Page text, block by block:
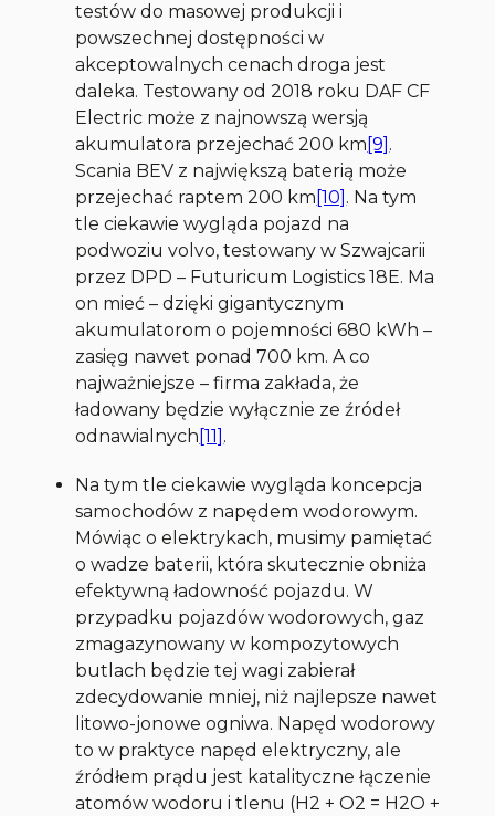
testów do masowej produkcji i
powszechnej dostępności w
akceptowalnych cenach droga jest
daleka. Testowany od 2018 roku DAF CF
Electric może z najnowszą wersją
akumulatora przejechać 200 km [9] .
Scania BEV z największą baterią może
przejechać raptem 200 km [10] . Na tym
tle ciekawie wygląda pojazd na
podwoziu volvo, testowany w Szwajcarii
przez DPD – Futuricum Logistics 18E. Ma
on mieć – dzięki gigantycznym
akumulatorom o pojemności 680 kWh –
zasięg nawet ponad 700 km. A co
najważniejsze – firma zakłada, że
ładowany będzie wyłącznie ze źródeł
odnawialnych [11] .
Na tym tle ciekawie wygląda koncepcja
samochodów z napędem wodorowym.
Mówiąc o elektrykach, musimy pamiętać
o wadze baterii, która skutecznie obniża
efektywną ładowność pojazdu. W
przypadku pojazdów wodorowych, gaz
zmagazynowany w kompozytowych
butlach będzie tej wagi zabierał
zdecydowanie mniej, niż najlepsze nawet
litowo-jonowe ogniwa. Napęd wodorowy
to w praktyce napęd elektryczny, ale
źródłem prądu jest katalityczne łączenie
atomów wodoru i tlenu (H2 + O2 = H2O +